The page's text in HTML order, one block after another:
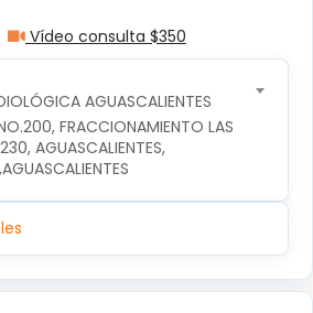
Vídeo consulta $350
AGUASCALIENTES
FRACCIONAMIENTO LAS
AGUASCALIENTES,